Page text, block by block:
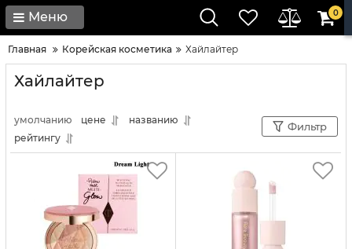
Меню 0
Главная Корейская косметика Хайлайтер
Хайлайтер
умолчанию цене
названию
рейтингу
Фильтр